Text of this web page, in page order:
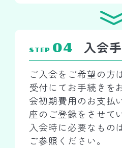
STEP 04 入会
ご入会をご希望の方
受付にてお手続きを
会初期費用のお支払
座のご登録をさせて
入会時に必要なもの
ご参照ください。